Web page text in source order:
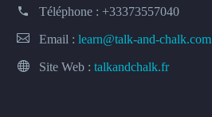
Téléphone : +33373557040
Email : learn@talk-and-chalk.com
Site Web : talkandchalk.fr